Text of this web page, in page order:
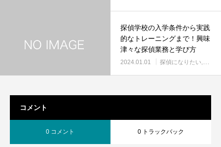
探偵学校の入学条件から実践
的なトレーニングまで！興味
津々な探偵業務と学び方
2024.01.01 探偵になりたい
コメント
0 コメント 0 トラックバック